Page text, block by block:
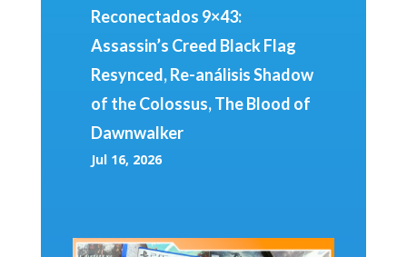
Reconectados 9×43:
Assassin’s Creed Black Flag
Resynced, Re-análisis Shadow
of the Colossus, The Blood of
Dawnwalker
Jul 16, 2026